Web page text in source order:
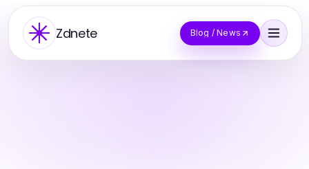
Zdnete Blog / News